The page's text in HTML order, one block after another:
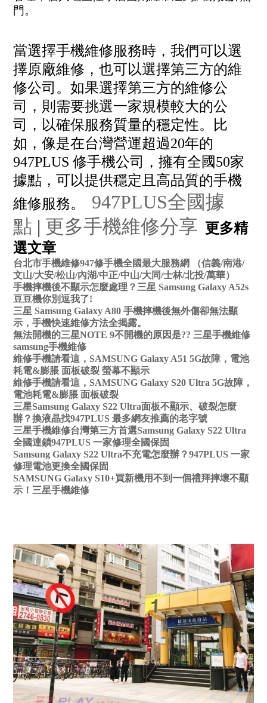
門。
當選擇手機維修服務時，我們可以選
擇原廠維修，也可以選擇第三方的維
修公司。如果選擇第三方的維修公
司，則需要挑選一家規模較大的公
司，以確保服務質量的穩定性。比
如，像是在台灣營運超過20年的
947PLUS 修手機公司，擁有全國50家
據點，可以提供穩定且高品質的手機
維修服務。
947PLUS全國據
點 | 更多手機維修分享 更多精
選文章
台北市手機維修947修手機全國最大服務網 （信義/南港/
文山/大安/松山/內湖/中正/中山/大同/士林/北投/萬華）
手機摔機後不顯示怎麼處理？三星 Samsung Galaxy A52s
豆豆機你別逗我了!
三星 Samsung Galaxy A80 手機摔機後無外傷卻無法顯
示，手機快速維修方法全揭露。
無法開機的三星NOTE 9不開機的原因是?? 三星手機維修
samsung手機維修
維修手機請看這，SAMSUNG Galaxy A51 5G故障，電池
耗電&膨脹 面板破裂 螢幕不顯示
維修手機請看這，SAMSUNG Galaxy S20 Ultra 5G故障，
電池耗電&膨脹 面板破裂
三星Samsung Galaxy S22 Ultra面板不顯示、破裂怎麼
辦？換液晶找947PLUS 最多網友推薦的老字號
三星手機維修台灣第三方首選Samsung Galaxy S22 Ultra
全國連鎖947PLUS 一家修理全國保固
Samsung Galaxy S22 Ultra不充電怎麼辦？947PLUS 一家
修理電池更換全國保固
SAMSUNG Galaxy S10+買新機用不到一個禮拜摔壞不顯
示！三星手機維修